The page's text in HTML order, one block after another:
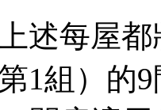
述每屋
1組）的